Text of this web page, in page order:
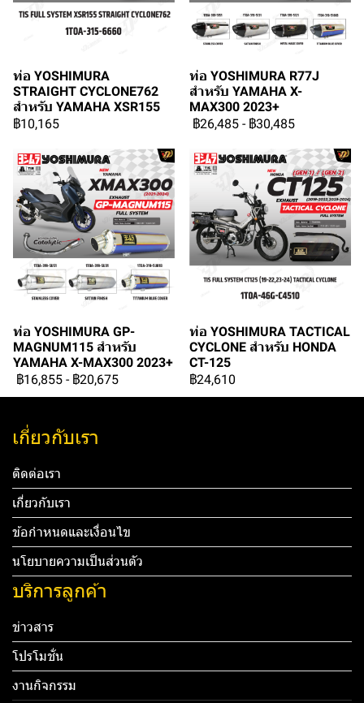
ท่อ YOSHIMURA
STRAIGHT CYCLONE762
สำหรับ YAMAHA XSR155
฿10,165
ท่อ YOSHIMURA R77J
สำหรับ YAMAHA X-
MAX300 2023+
฿26,485 - ฿30,485
ท่อ YOSHIMURA GP-
MAGNUM115 สำหรับ
YAMAHA X-MAX300 2023+
฿16,855 - ฿20,675
ท่อ YOSHIMURA TACTICAL
CYCLONE สำหรับ HONDA
CT-125
฿24,610
เกี่ยวกับเรา
ติดต่อเรา
เกี่ยวกับเรา
ข้อกำหนดและเงื่อนไข
นโยบายความเป็นส่วนตัว
บริการลูกค้า
ข่าวสาร
โปรโมชั่น
งานกิจกรรม